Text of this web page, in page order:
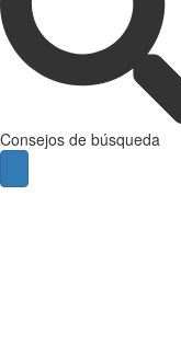
Consejos de búsqueda